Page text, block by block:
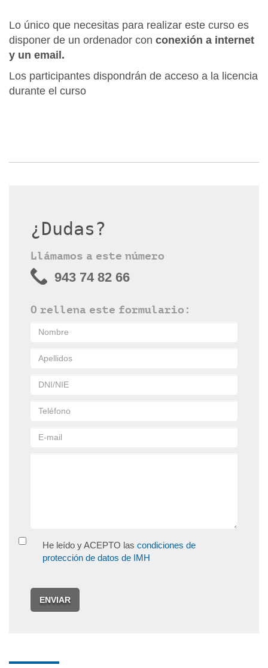
Lo único que necesitas para realizar este curso es
disponer de un ordenador con conexión a internet
y un email.
Los participantes dispondrán de acceso a la licencia
durante el curso
¿Dudas?
Llámamos a este número
943 74 82 66
O rellena este formulario:
He leído y ACEPTO las condiciones de
protección de datos de IMH
ENVIAR